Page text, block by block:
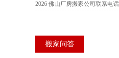
搬家问答